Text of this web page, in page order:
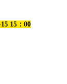
15：00